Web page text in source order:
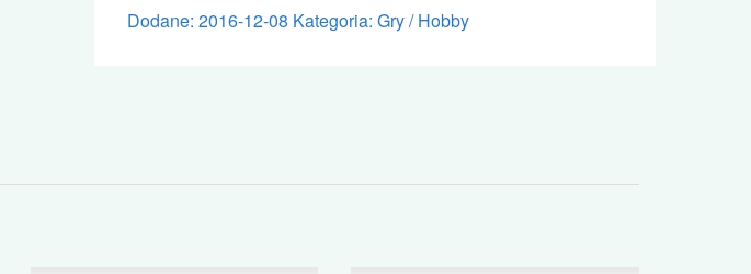
Dodane: 2016-12-08 Kategoria: Gry / Hobby